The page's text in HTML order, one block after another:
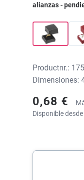
alianzas -
Productnr.:
Dimensiones:
0,68 €
Disponible